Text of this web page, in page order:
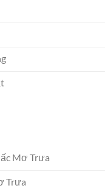
Mơ Trưa
Trưa